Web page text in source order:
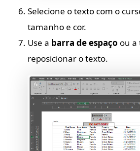
Selecione o texto com o
tamanho e cor.
Use a barra de espaço ou a
reposicionar o texto.